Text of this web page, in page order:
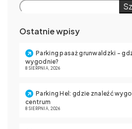
Ostatnie wpisy
Parking pasaż grunwaldzki –
wygodnie?
8 SIERPNIA, 2026
Parking Hel: gdzie znaleźć
centrum
8 SIERPNIA, 2026